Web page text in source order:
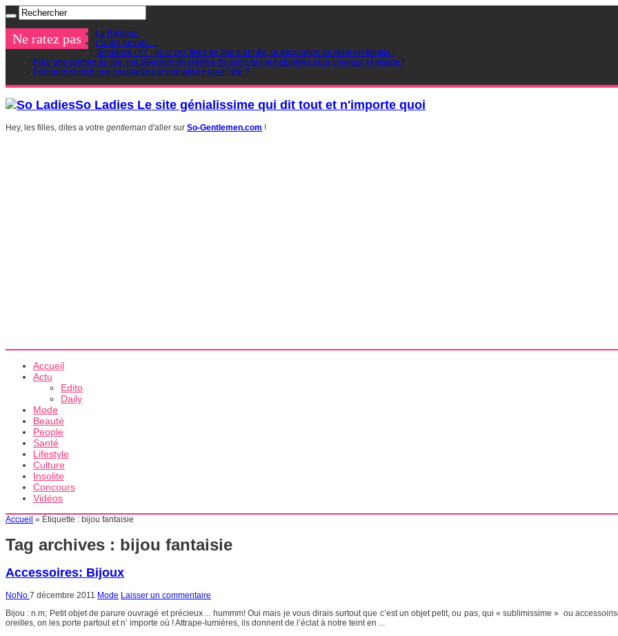
Ne ratez pas
La Religion
L’autre monde…
Tendance DIY : pour ces fêtes de fins d’année, la décoration de Noel en famille !
Pour une rentrée au top, ma sélection de crèmes de soins bio et naturelles pour cheveux et visage !
Pourquoi choisir une casquette personnalisée pour l’été ?
So Ladies Le site génialissime qui dit tout et n'importe quoi
Hey, les filles, dites a votre gentleman d'aller sur So-Gentlemen.com !
Accueil
Actu
Edito
Daily
Mode
Beauté
People
Santé
Lifestyle
Culture
Insolite
Concours
Vidéos
Accueil » Étiquette : bijou fantaisie
Tag archives : bijou fantaisie
Accessoires: Bijoux
NoNo 7 décembre 2011 Mode Laisser un commentaire
Bijou : n.m; Petit objet de parure ouvragé et précieux… hummm! Oui mais je vous dirais surtout que c’est un objet petit, ou pas, qui « sublimissime » ou
oreilles, on les porte partout et n’ importe où ! Attrape-lumières, ils donnent de l’éclat à notre teint en ...